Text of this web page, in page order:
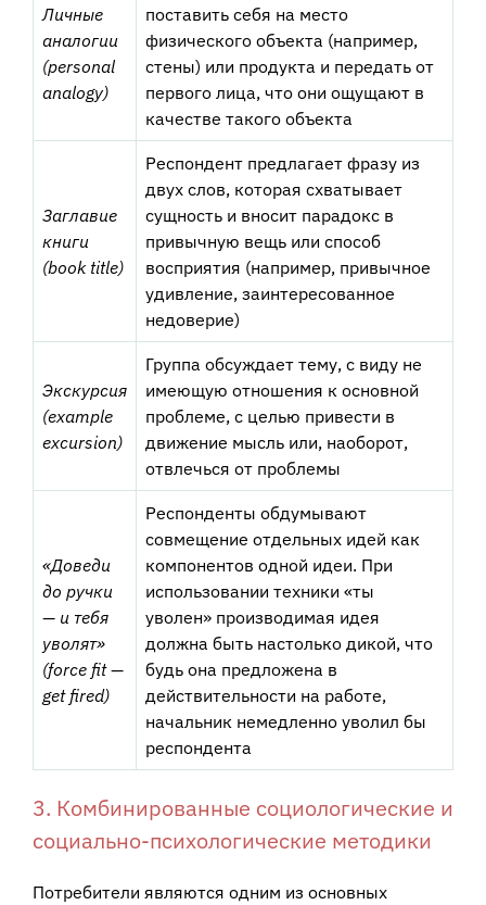
Личные
аналогии
(personal
analogy)
поставить себя на место
физического объекта (например,
стены) или продукта и передать от
первого лица, что они ощущают в
качестве такого объекта
Заглавие
книги
(book title)
Респондент предлагает фразу из
двух слов, которая схватывает
сущность и вносит парадокс в
привычную вещь или способ
восприятия (например, привычное
удивление, заинтересованное
недоверие)
Экскурсия
(example
excursion)
Группа обсуждает тему, с виду не
имеющую отношения к основной
проблеме, с целью привести в
движение мысль или, наоборот,
отвлечься от проблемы
«Доведи
до ручки
— и тебя
уволят»
(force fit —
get fired)
Респонденты обдумывают
совмещение отдельных идей как
компонентов одной идеи. При
использовании техники «ты
уволен» производимая идея
должна быть настолько дикой, что
будь она предложена в
действительности на работе,
начальник немедленно уволил бы
респондента
3. Комбинированные социологические и
социально-психологические методики
Потребители являются одним из основных